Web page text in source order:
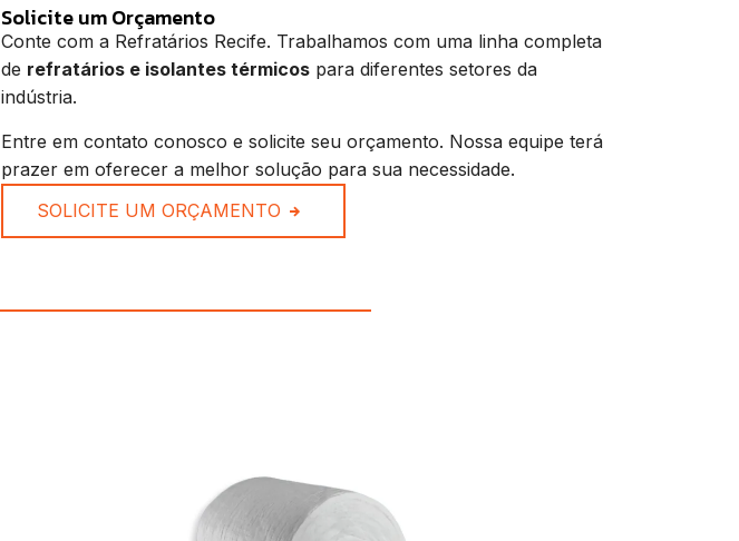
Solicite um Orçamento
Conte com a Refratários Recife. Trabalhamos com uma linha completa
de refratários e isolantes térmicos para diferentes setores da
indústria.
Entre em contato conosco e solicite seu orçamento. Nossa equipe terá
prazer em oferecer a melhor solução para sua necessidade.
SOLICITE UM ORÇAMENTO